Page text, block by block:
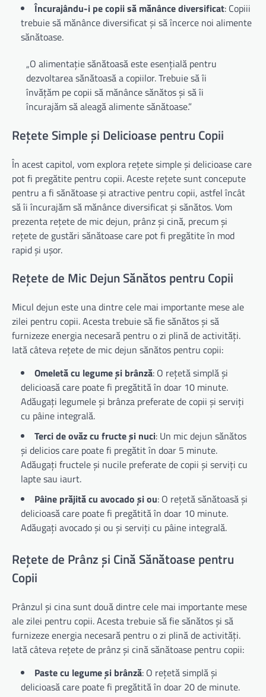
Încurajându-i pe copii să mănânce diversificat: Copiii
trebuie să mănânce diversificat și să încerce noi alimente
sănătoase.
„O alimentație sănătoasă este esențială pentru
dezvoltarea sănătoasă a copiilor. Trebuie să îi
învățăm pe copii să mănânce sănătos și să îi
încurajăm să aleagă alimente sănătoase.”
Rețete Simple și Delicioase pentru Copii
În acest capitol, vom explora rețete simple și delicioase care
pot fi pregătite pentru copii. Aceste rețete sunt concepute
pentru a fi sănătoase și atractive pentru copii, astfel încât
să îi încurajăm să mănânce diversificat și sănătos. Vom
prezenta rețete de mic dejun, prânz și cină, precum și
rețete de gustări sănătoase care pot fi pregătite în mod
rapid și ușor.
Rețete de Mic Dejun Sănătos pentru Copii
Micul dejun este una dintre cele mai importante mese ale
zilei pentru copii. Acesta trebuie să fie sănătos și să
furnizeze energia necesară pentru o zi plină de activități.
Iată câteva rețete de mic dejun sănătos pentru copii:
Omeletă cu legume și brânză: O rețetă simplă și
delicioasă care poate fi pregătită în doar 10 minute.
Adăugați legumele și brânza preferate de copii și serviți
cu pâine integrală.
Terci de ovăz cu fructe și nuci: Un mic dejun sănătos
și delicios care poate fi pregătit în doar 5 minute.
Adăugați fructele și nucile preferate de copii și serviți cu
lapte sau iaurt.
Pâine prăjită cu avocado și ou: O rețetă sănătoasă și
delicioasă care poate fi pregătită în doar 10 minute.
Adăugați avocado și ou și serviți cu pâine integrală.
Rețete de Prânz și Cină Sănătoase pentru
Copii
Prânzul și cina sunt două dintre cele mai importante mese
ale zilei pentru copii. Acesta trebuie să fie sănătos și să
furnizeze energia necesară pentru o zi plină de activități.
Iată câteva rețete de prânz și cină sănătoase pentru copii:
Paste cu legume și brânză: O rețetă simplă și
delicioasă care poate fi pregătită în doar 20 de minute.